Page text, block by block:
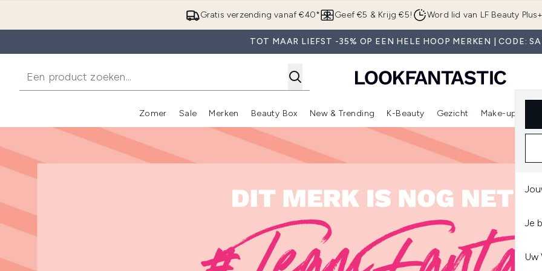
Overslaan naar de hoofdinhoud
Gratis verzending vanaf €40* Geef €5 & Krijg €5! Word lid van LF Beauty Plus+
TOT MAAR LIEFST -35% OP EEN HELE HOOP MERKEN | CODE:
Je
Uw
Zomer
Enter submenu (Zomer)
Sale
Enter submenu (Sale)
Merken
Enter submenu (Merken)
Beauty Box
Enter submenu (Beauty Box)
New & Trending
Enter submenu (New & Trending)
K-Beauty
Enter submenu (K-Beauty)
Gezicht Make-up